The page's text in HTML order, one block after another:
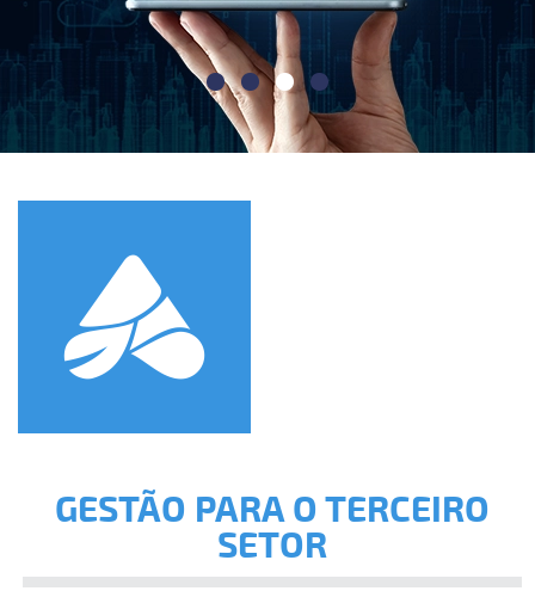
GESTÃO PARA O TERCEIRO
SETOR